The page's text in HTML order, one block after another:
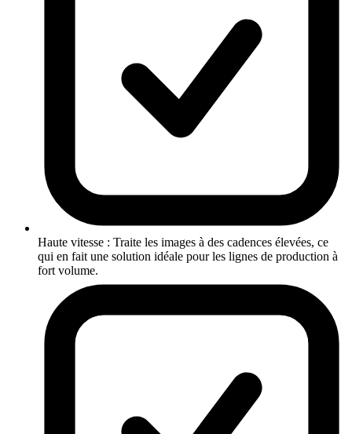
Haute vitesse : Traite les images à des cadences élevées, ce
qui en fait une solution idéale pour les lignes de production à
fort volume.